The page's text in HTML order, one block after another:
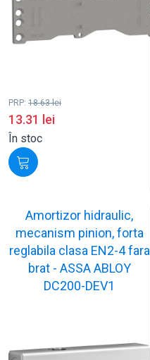
PRP: 18.63lei
13.31 lei
În stoc
Amortizor hidraulic,
mecanism pinion, forta
reglabila clasa EN2-4 fara
brat - ASSA ABLOY
DC200-DEV1